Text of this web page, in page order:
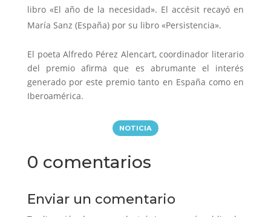
libro «El año de la necesidad». El accésit recayó en
María Sanz (España) por su libro «Persistencia».
El poeta Alfredo Pérez Alencart, coordinador literario
del premio afirma que es abrumante el interés
generado por este premio tanto en España como en
Iberoamérica.
NOTICIA
0 comentarios
Enviar un comentario